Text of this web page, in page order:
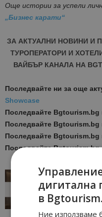
Още истории за успели
„Бизнес карати“
ЗА АКТУАЛНИ НОВИНИ И
ТУРОПЕРАТОРИ И
ВАЙБЪР КАНАЛА НА
Последвайте ни за още
Showcase
Последвайте Bgtourism.bg
Последвайте Bgtourism.bg
Последвайте Bgtourism.bg
ПоследвайтеBgtourism.bg
дигитална
в
Ние използваме